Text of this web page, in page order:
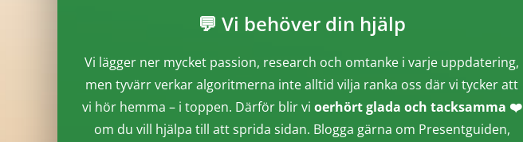
💬 Vi behöver din hjälp
Vi lägger ner mycket passion, research och omtanke i varje uppdatering,
men tyvärr verkar algoritmerna inte alltid vilja ranka oss där vi tycker att
vi hör hemma – i toppen. Därför blir vi oerhört glada och tacksamma ❤️
om du vill hjälpa till att sprida sidan. Blogga gärna om Presentguiden,